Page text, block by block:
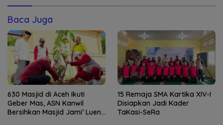
Baca Juga
630 Masjid di Aceh Ikuti
Geber Mas, ASN Kanwil
Bersihkan Masjid Jami’ Lueng
15 Remaja SMA Kartika XIV-I
Disiapkan Jadi Kader
TaKasi-SeRa